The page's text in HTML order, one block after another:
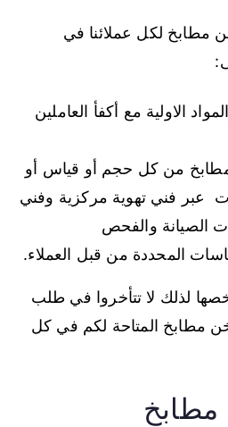
مطابخ لكل عملائنا في
الاولية مع أكفأ العاملين
من كل حجم أو قياس أو
عبر فني تهوية مركزية وفني
الصيانة والفحص
المحددة من قبل العملاء.
لذلك لا تتأخروا في طلب
مطابخ المتاحة لكم في كل